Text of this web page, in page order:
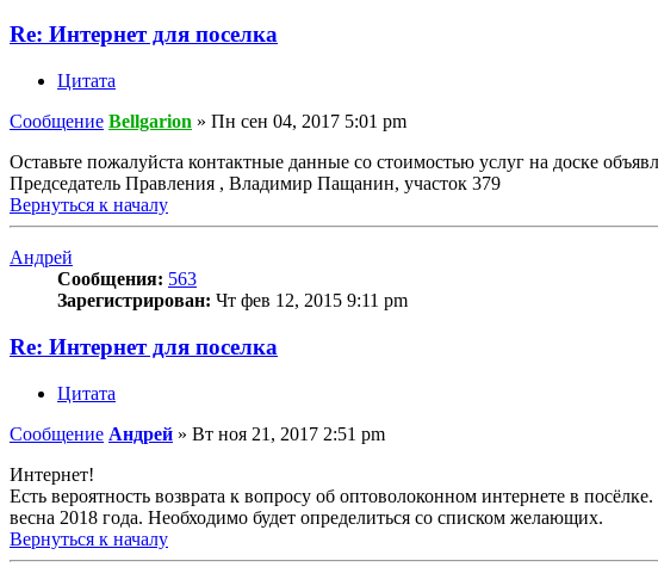
Re: Интернет для поселка
Цитата
Сообщение Bellgarion » Пн сен 04, 2017 5:01 pm
Оставьте пожалуйста контактные данные со стоимостью услуг на доске
Председатель Правления , Владимир Пащанин, участок 379
Вернуться к началу
Андрей
Сообщения: 563
Зарегистрирован: Чт фев 12, 2015 9:11 pm
Re: Интернет для поселка
Цитата
Сообщение Андрей » Вт ноя 21, 2017 2:51 pm
Интернет!
Есть вероятность возврата к вопросу об оптоволоконном интернете в
весна 2018 года. Необходимо будет определиться со списком желающих.
Вернуться к началу